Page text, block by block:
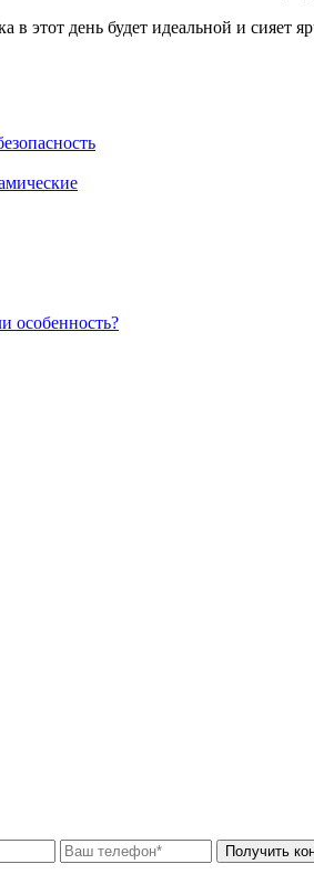
этот день будет идеальной и сияет
особенность?